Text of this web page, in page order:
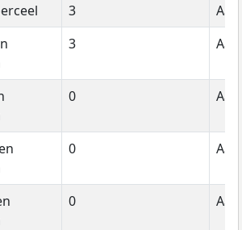
3
3
0
0
0